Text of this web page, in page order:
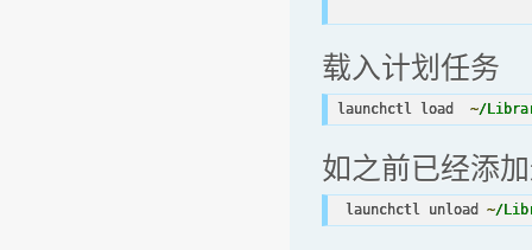
载入计划任务
launchctl load ~/
如之前已经添
launchctl unload ~/